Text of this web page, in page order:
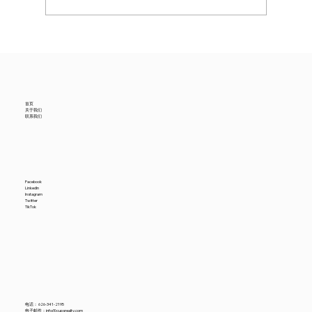
电话： 626-341-2195
电子邮件： info@cupsrealty.com
首页
关于我们
联系我们
Facebook
LinkedIn
Instagram
Twitter
TikTok